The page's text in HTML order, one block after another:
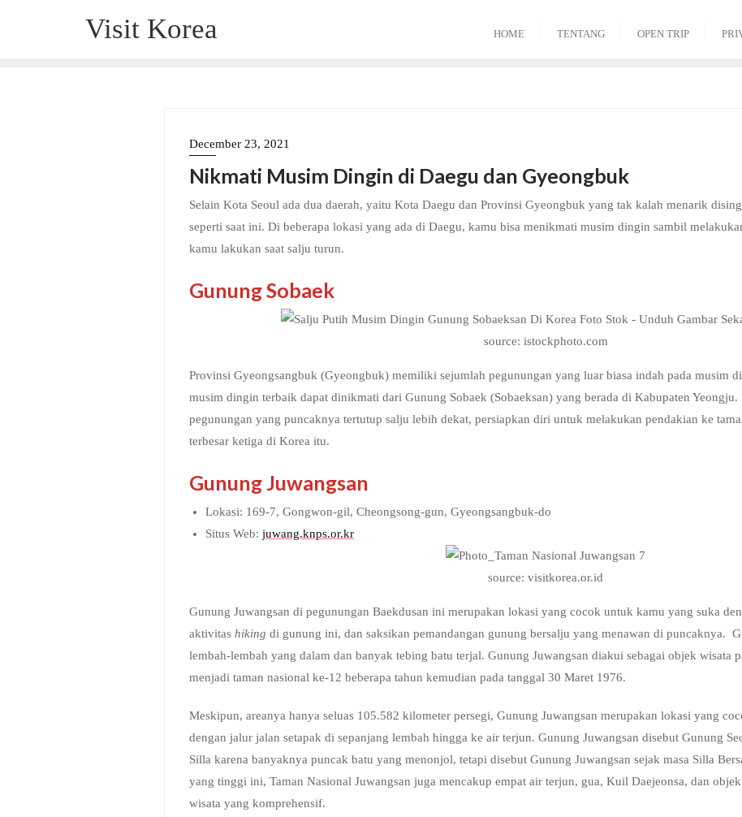
Visit Korea HOME TENTANG OPEN TRIP
December 23, 2021
Nikmati Musim Dingin di Daegu dan Gyeongbuk
Selain Kota Seoul ada dua daerah, yaitu Kota Daegu dan Provinsi Gyeongbuk yang tak kalah menarik
seperti saat ini. Di beberapa lokasi yang ada di Daegu, kamu bisa menikmati musim dingin sambil
kamu lakukan saat salju turun.
Gunung Sobaek
source: istockphoto.com
Provinsi Gyeongsangbuk (Gyeongbuk) memiliki sejumlah pegunungan yang luar biasa indah pada musim
musim dingin terbaik dapat dinikmati dari Gunung Sobaek (Sobaeksan) yang berada di Kabupaten
pegunungan yang puncaknya tertutup salju lebih dekat, persiapkan diri untuk melakukan pendakian ke
terbesar ketiga di Korea itu.
Gunung Juwangsan
Lokasi: 169-7, Gongwon-gil, Cheongsong-gun, Gyeongsangbuk-do
Situs Web: juwang.knps.or.kr
source: visitkorea.or.id
Gunung Juwangsan di pegunungan Baekdusan ini merupakan lokasi yang cocok untuk kamu yang suka
aktivitas hiking di gunung ini, dan saksikan pemandangan gunung bersalju yang menawan di puncaknya.
lembah-lembah yang dalam dan banyak tebing batu terjal. Gunung Juwangsan diakui sebagai objek wisata
menjadi taman nasional ke-12 beberapa tahun kemudian pada tanggal 30 Maret 1976.
Meskipun, areanya hanya seluas 105.582 kilometer persegi, Gunung Juwangsan merupakan lokasi yang
dengan jalur jalan setapak di sepanjang lembah hingga ke air terjun. Gunung Juwangsan disebut Gunung
Silla karena banyaknya puncak batu yang menonjol, tetapi disebut Gunung Juwangsan sejak masa Silla
yang tinggi ini, Taman Nasional Juwangsan juga mencakup empat air terjun, gua, Kuil Daejeonsa, dan
wisata yang komprehensif.